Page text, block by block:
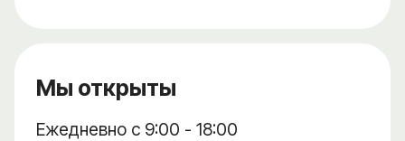
Мы открыты
Ежедневно с 9:00 - 18:00